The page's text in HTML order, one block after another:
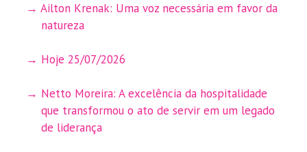
Ailton Krenak: Uma voz necessária em favor da
natureza
Hoje 25/07/2026
Netto Moreira: A excelência da hospitalidade
que transformou o ato de servir em um legado
de liderança